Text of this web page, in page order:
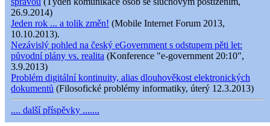
26.9.2014)
Jeden rok ... a tolik změn! (Mobile Internet Forum 2013,
10.10.2013).
Nezávislý pohled na český eGovernment s odstupem pěti let:
původní plány vs. realita (Konference "e-government 20:10",
3.9.2013)
Problém digitální kontinuity, alias dlouhověkost elektronických
dokumentů (Filosofické problémy informatiky, úterý 12.3.2013)
.... další příspěvky .......